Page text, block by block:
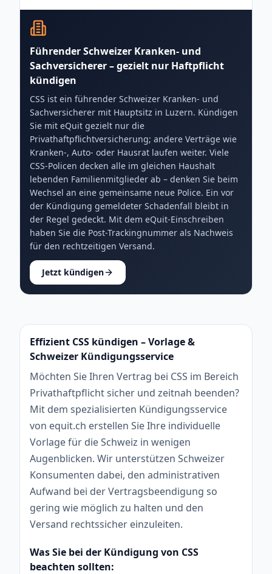
Führender Schweizer Kranken- und
Sachversicherer – gezielt nur Haftpflicht
kündigen
CSS ist ein führender Schweizer Kranken- und
Sachversicherer mit Hauptsitz in Luzern. Kündigen
Sie mit eQuit gezielt nur die
Privathaftpflichtversicherung; andere Verträge wie
Kranken-, Auto- oder Hausrat laufen weiter. Viele
CSS-Policen decken alle im gleichen Haushalt
lebenden Familienmitglieder ab – denken Sie beim
Wechsel an eine gemeinsame neue Police. Ein vor
der Kündigung gemeldeter Schadenfall bleibt in
der Regel gedeckt. Mit dem eQuit-Einschreiben
haben Sie die Post-Trackingnummer als Nachweis
für den rechtzeitigen Versand.
Jetzt kündigen
Effizient CSS kündigen – Vorlage &
Schweizer Kündigungsservice
Möchten Sie Ihren Vertrag bei CSS im Bereich
Privathaftpflicht sicher und zeitnah beenden?
Mit dem spezialisierten Kündigungsservice
von equit.ch erstellen Sie Ihre individuelle
Vorlage für die Schweiz in wenigen
Augenblicken. Wir unterstützen Schweizer
Konsumenten dabei, den administrativen
Aufwand bei der Vertragsbeendigung so
gering wie möglich zu halten und den
Versand rechtssicher einzuleiten.
Was Sie bei der Kündigung von CSS
beachten sollten: